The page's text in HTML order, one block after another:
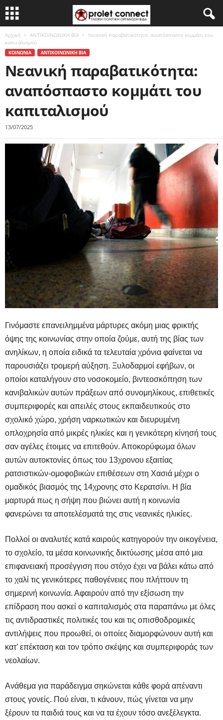
Αρχική ΑΝΤΙΚΟΙΝΩΝΙΚΗ ΒΙΑ
Νεανική παραβατικότητα: αναπόσπαστο κομμάτι του
καπιταλισμού
ΚΟΙΝΩΝΙΑ ΑΝΤΙΚΟΙΝΩΝΙΚΗ ΒΙΑ
Νεανική παραβατικότητα:
αναπόσπαστο κομμάτι του
καπιταλισμού
13/07/2025
Γινόμαστε επανειλημμένα μάρτυρες ακόμη μιας φρικτής
όψης της κοινωνίας στην οποία ζούμε, αυτή της βίας των
ανηλίκων, η οποία ειδικά τα τελευταία χρόνια φαίνεται να
παρουσιάζει τρομερή αύξηση. Ξυλοδαρμοί εφήβων, οι
οποίοι καταλήγουν στο νοσοκομείο, βιντεοσκόπηση των
κανιβαλικών αυτών πράξεων από συνομηλίκους, επιθετικές
συμπεριφορές και απειλές στους εκπαιδευτικούς στο
σχολικό χώρο, χρήση ναρκωτικών και διευρυμένη
οπλοχρησία από μικρές ηλικίες και η γενικότερη κίνησή τους
σαν αγέλες έτοιμες να επιτεθούν. Αποκορύφωμα όλων
αυτών αυτοκτονίες όπως του 13χρονου εξαιτίας
ρατσιστικών-ομοφοβικών επιθέσεων στη Χασιά μέχρι ο
ομαδικός βιασμός της 14χρονης στο Κερατσίνι. Η βία
μαρτυρά πως η σήψη που βιώνει αυτή η κοινωνία
φανερώνει τα αποτελέσματά της στις νεανικές ηλικίες.
Πολλοί οι αναλυτές κατά καιρούς κατηγορούν την οικογένεια,
το σχολείο, τα μέσα κοινωνικής δικτύωσης μέσα από μια
επιφανειακή προσέγγιση που στόχο έχει να βάλει κάτω από
το χαλί τις γενικότερες παθογένειες που πλήττουν τη
σημερινή κοινωνία. Αφαιρούν από την εξίσωση την
επίδραση που ασκεί ο καπιταλισμός στα παραπάνω με όλες
τις αντιδραστικές πολιτικές του και τις οπισθοδρομικές
αντιλήψεις που προωθεί, οι οποίες διαμορφώνουν αυτή και
κατ’ επέκταση και τον τρόπο σκέψης και συμπεριφοράς των
νεολαίων.
Ανάθεμα για παράδειγμα σηκώνεται κάθε φορά απέναντι
στους γονείς. Πού είναι, τι κάνουν, πώς γίνεται να μην
ξέρουν τα παιδιά τους και να τα έχουν τόσο ανεξέλεγκτα.